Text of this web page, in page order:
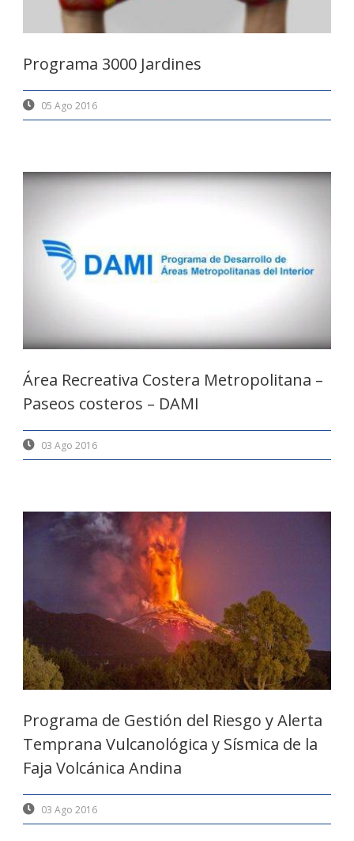
Programa 3000 Jardines
05 Ago 2016
Área Recreativa Costera Metropolitana –
Paseos costeros – DAMI
03 Ago 2016
Programa de Gestión del Riesgo y Alerta
Temprana Vulcanológica y Sísmica de la
Faja Volcánica Andina
03 Ago 2016